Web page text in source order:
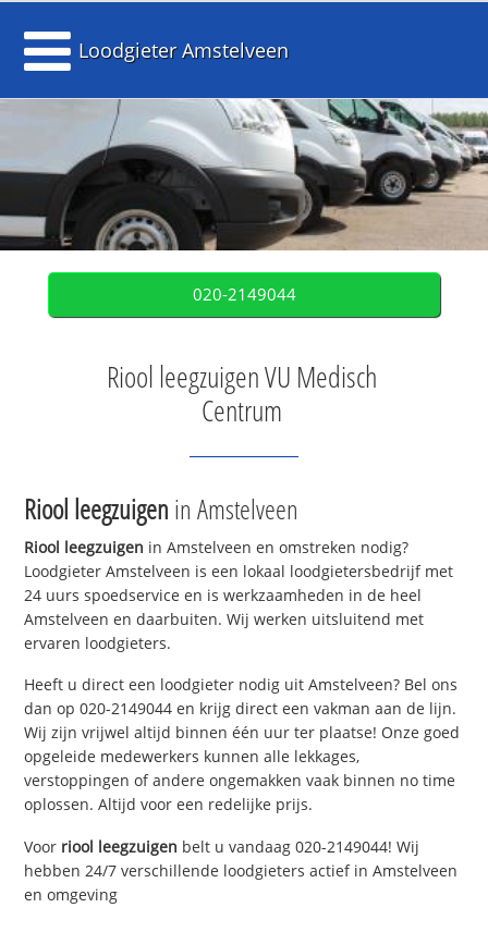
Loodgieter Amstelveen
020-2149044
Riool leegzuigen VU Medisch
Centrum
Riool leegzuigen in Amstelveen
Riool leegzuigen in Amstelveen en omstreken nodig?
Loodgieter Amstelveen is een lokaal loodgietersbedrijf met
24 uurs spoedservice en is werkzaamheden in de heel
Amstelveen en daarbuiten. Wij werken uitsluitend met
ervaren loodgieters.
Heeft u direct een loodgieter nodig uit Amstelveen? Bel ons
dan op 020-2149044 en krijg direct een vakman aan de lijn.
Wij zijn vrijwel altijd binnen één uur ter plaatse! Onze goed
opgeleide medewerkers kunnen alle lekkages,
verstoppingen of andere ongemakken vaak binnen no time
oplossen. Altijd voor een redelijke prijs.
Voor riool leegzuigen belt u vandaag 020-2149044! Wij
hebben 24/7 verschillende loodgieters actief in Amstelveen
en omgeving